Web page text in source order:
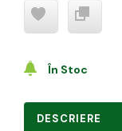
În Stoc
DESCRIERE